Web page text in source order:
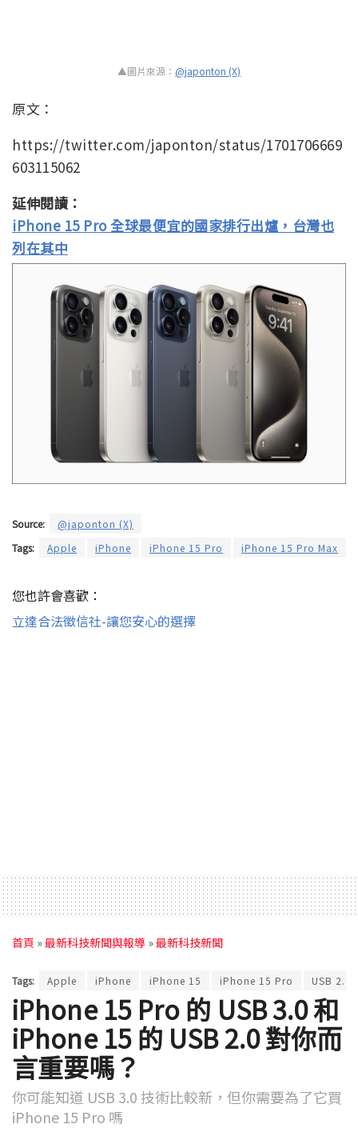
▲圖片來源： @japonton (X)
原文：
https://twitter.com/japonton/status/1701706669
603115062
延伸閱讀：
iPhone 15 Pro 全球最便宜的國家排行出爐，台灣也
列在其中
Source:
@japonton (X)
Tags:
Apple iPhone iPhone 15 Pro iPhone 15 Pro Max
您也許會喜歡：
立達合法徵信社-讓您安心的選擇
首頁 »最新科技新聞與報導 »最新科技新聞
Tags: Apple iPhone iPhone 15 iPhone 15 Pro USB 2.0
iPhone 15 Pro 的 USB 3.0 和
iPhone 15 的 USB 2.0 對你而
言重要嗎？
你可能知道 USB 3.0 技術比較新，但你需要為了它買
iPhone 15 Pro 嗎